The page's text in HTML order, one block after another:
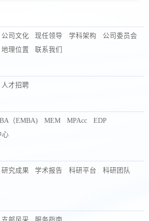
公司文化 现任领导 学科架构
公司委员会
地理位置 联系我们
人才招聘
（EMBA) MEM MPAcc
EDP
心
研究成果 学术报告 科研平台
科研团队